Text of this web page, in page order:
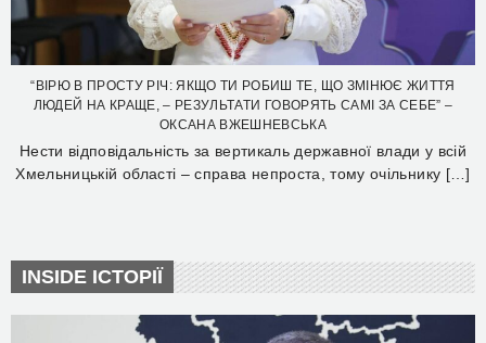
“ВІРЮ В ПРОСТУ РІЧ: ЯКЩО ТИ РОБИШ ТЕ, ЩО ЗМІНЮЄ ЖИТТЯ
ЛЮДЕЙ НА КРАЩЕ, – РЕЗУЛЬТАТИ ГОВОРЯТЬ САМІ ЗА СЕБЕ” –
ОКСАНА ВЖЕШНЕВСЬКА
Нести відповідальність за вертикаль державної влади у всій
Хмельницькій області – справа непроста, тому очільнику […]
INSIDE ІСТОРІЇ